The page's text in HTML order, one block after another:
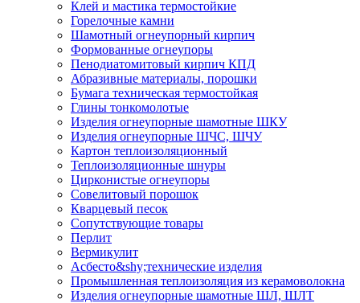
Клей и мастика термостойкие
Горелочные камни
Шамотный огнеупорный кирпич
Формованные огнеупоры
Пенодиатомитовый кирпич КПД
Абразивные материалы, порошки
Бумага техническая термостойкая
Глины тонкомолотые
Изделия огнеупорные шамотные ШКУ
Изделия огнеупорные ШЧС, ШЧУ
Картон теплоизоляционный
Теплоизоляционные шнуры
Цирконистые огнеупоры
Совелитовый порошок
Кварцевый песок
Сопутствующие товары
Перлит
Вермикулит
Асбесто&shy;технические изделия
Промышленная теплоизоляция из керамоволокна
Изделия огнеупорные шамотные ШЛ, ШЛТ